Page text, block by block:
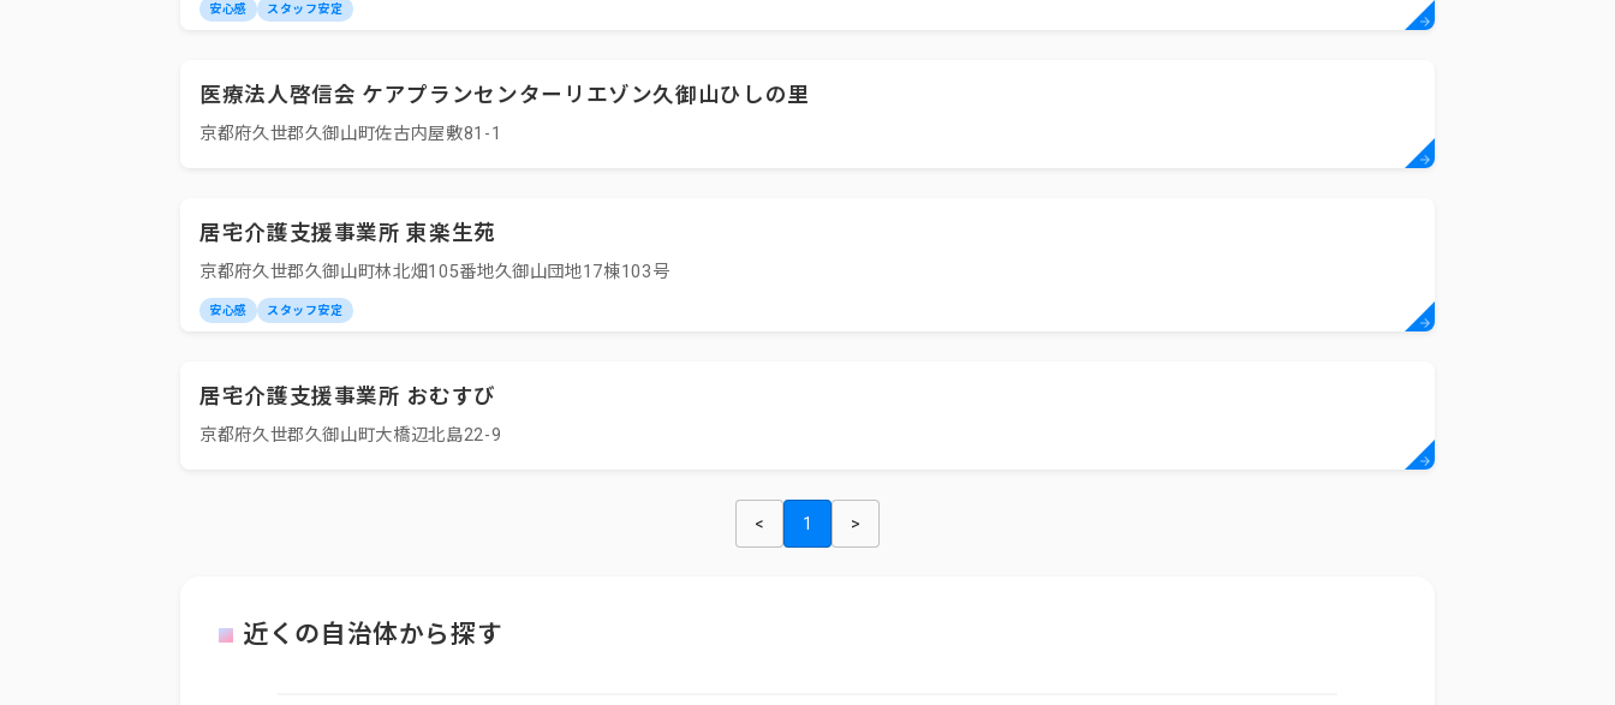
安心感 スタッフ安定
医療法人啓信会 ケアプランセンターリエゾン久御山ひしの里
京都府久世郡久御山町佐古内屋敷81-1
居宅介護支援事業所 東楽生苑
京都府久世郡久御山町林北畑105番地久御山団地17棟103号
安心感 スタッフ安定
居宅介護支援事業所 おむすび
京都府久世郡久御山町大橋辺北島22-9
< 1 >
近くの自治体から探す